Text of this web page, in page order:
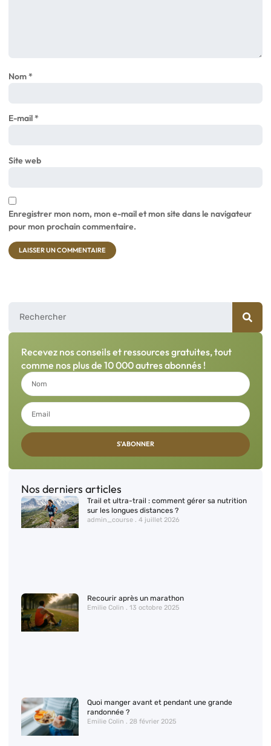
Nom*
E-mail*
Site web
Enregistrer mon nom, mon e-mail et mon site dans le navigateur
pour mon prochain commentaire.
Recevez nos conseils et ressources gratuites, tout
comme nos plus de 10 000 autres abonnés !
S'ABONNER
Nos derniers articles
Trail et ultra-trail : comment gérer sa nutrition
sur les longues distances ?
admin_course 4 juillet 2026
Recourir après un marathon
Emilie Colin 13 octobre 2025
Quoi manger avant et pendant une grande
randonnée ?
Emilie Colin 28 février 2025